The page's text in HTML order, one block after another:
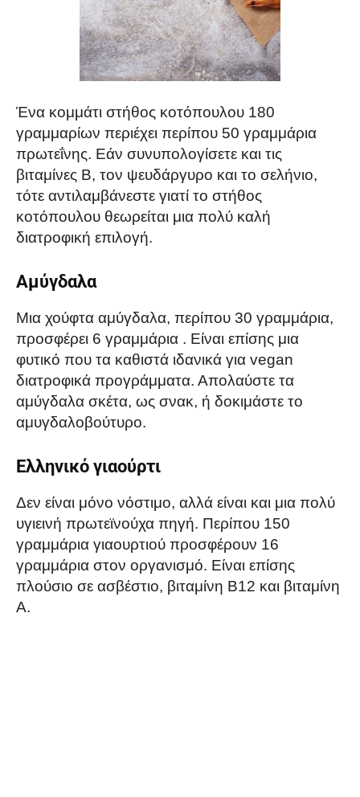
Ένα κομμάτι στήθος κοτόπουλου 180
γραμμαρίων περιέχει περίπου 50 γραμμάρια
πρωτεΐνης. Εάν συνυπολογίσετε και τις
βιταμίνες B, τον ψευδάργυρο και το σελήνιο,
τότε αντιλαμβάνεστε γιατί το στήθος
κοτόπουλου θεωρείται μια πολύ καλή
διατροφική επιλογή.
Αμύγδαλα
Μια χούφτα αμύγδαλα, περίπου 30 γραμμάρια,
προσφέρει 6 γραμμάρια . Είναι επίσης μια
φυτικό που τα καθιστά ιδανικά για vegan
διατροφικά προγράμματα. Απολαύστε τα
αμύγδαλα σκέτα, ως σνακ, ή δοκιμάστε το
αμυγδαλοβούτυρο.
Ελληνικό γιαούρτι
Δεν είναι μόνο νόστιμο, αλλά είναι και μια πολύ
υγιεινή πρωτεϊνούχα πηγή. Περίπου 150
γραμμάρια γιαουρτιού προσφέρουν 16
γραμμάρια στον οργανισμό. Είναι επίσης
πλούσιο σε ασβέστιο, βιταμίνη B12 και βιταμίνη
Α.